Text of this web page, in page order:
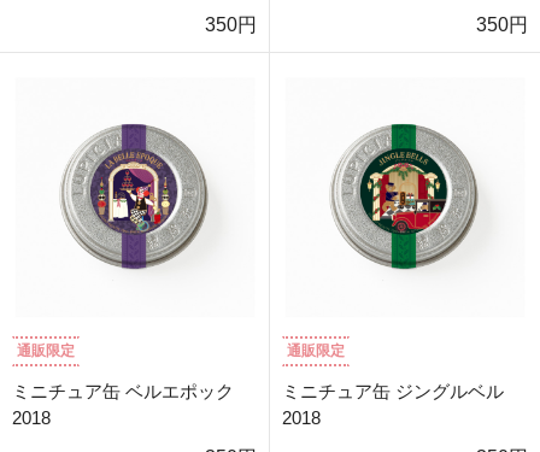
350円
350円
通販限定
ミニチュア缶 ベルエポック
2018
通販限定
ミニチュア缶 ジングルベル
2018